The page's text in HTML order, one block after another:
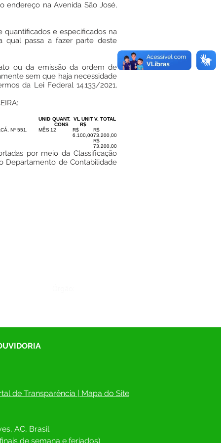
endereço na Avenida São José,
quantificados e especificados na
qual passa a fazer parte deste
ou da emissão da ordem de
sem que haja necessidade
da Lei Federal 14.133/2021,
UNID QUANT.
CONS
VL UNIT
R$
V. TOTAL
Nº 551,
MÊS 12
R$
6.100,00
R$
73.200,00
R$
73.200,00
por meio da Classificação
Departamento de Contabilidade
de Transparência | Mapa do Site
AC, Brasil
de semana e feriados)